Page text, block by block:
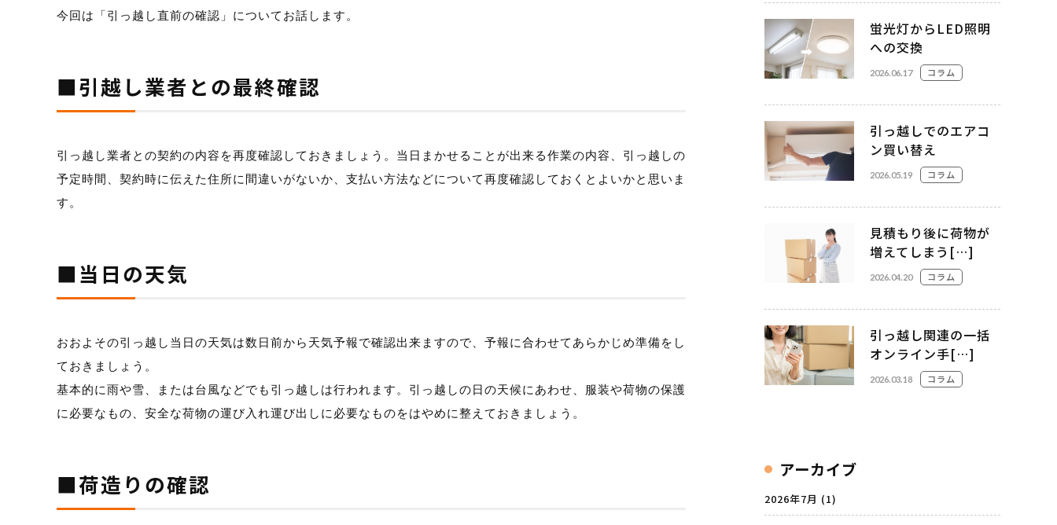
今回は「引っ越し直前の確認」についてお話します。
■引越し業者との最終確認
引っ越し業者との契約の内容を再度確認しておきましょう。当日まかせることが出来る作業の内容、引っ越しの
予定時間、契約時に伝えた住所に間違いがないか、支払い方法などについて再度確認しておくとよいかと思いま
す。
■当日の天気
おおよその引っ越し当日の天気は数日前から天気予報で確認出来ますので、予報に合わせてあらかじめ準備をし
ておきましょう。
基本的に雨や雪、または台風などでも引っ越しは行われます。引っ越しの日の天候にあわせ、服装や荷物の保護
に必要なもの、安全な荷物の運び入れ運び出しに必要なものをはやめに整えておきましょう。
■荷造りの確認
蛍光灯からLED照明
への交換
2026.06.17 コラム
引っ越しでのエアコ
ン買い替え
2026.05.19 コラム
見積もり後に荷物が
増えてしまう[…]
2026.04.20 コラム
引っ越し関連の一括
オンライン手[…]
2026.03.18 コラム
アーカイブ
2026年7月 (1)